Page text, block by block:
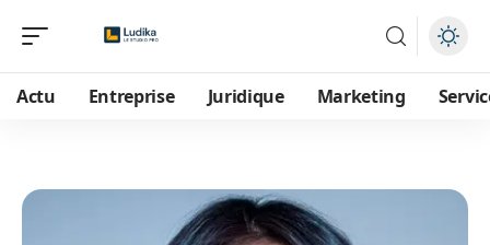
Actu Entreprise Juridique Marketing